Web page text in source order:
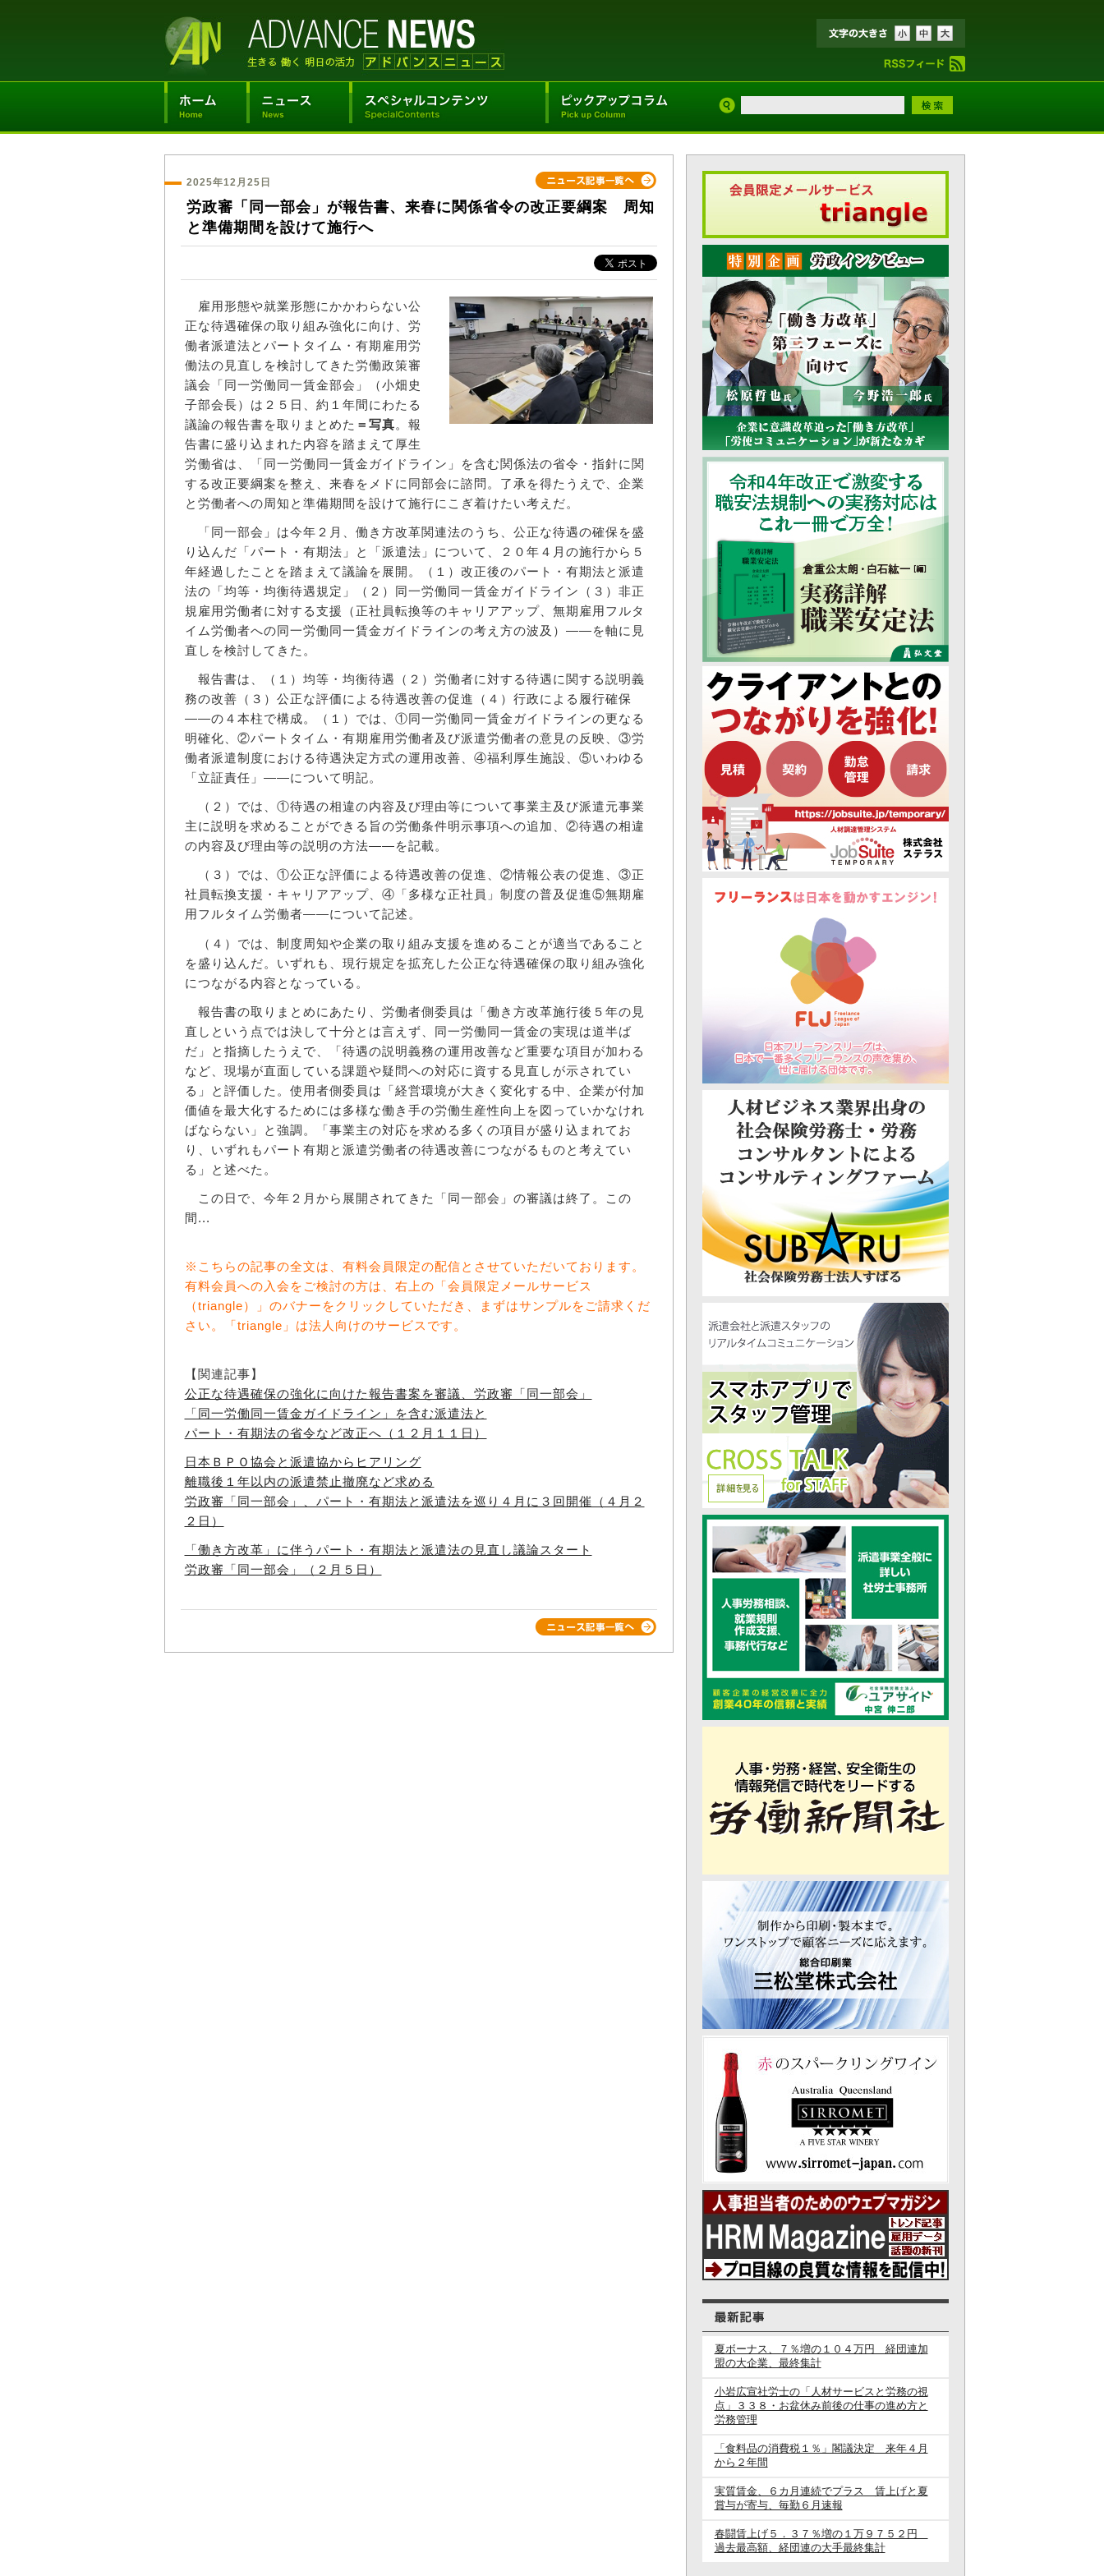
2025年12月25日
労政審「同一部会」が報告書、来春に関係省令の改正要綱案 周知
と準備期間を設けて施行へ
雇用形態や就業形態にかかわらない公
正な待遇確保の取り組み強化に向け、労
働者派遣法とパートタイム・有期雇用労
働法の見直しを検討してきた労働政策審
議会「同一労働同一賃金部会」（小畑史
子部会長）は２５日、約１年間にわたる
議論の報告書を取りまとめた ＝写真。報
告書に盛り込まれた内容を踏まえて厚生
労働省は、「同一労働同一賃金ガイドライン」を含む関係法の省令・指針に関
する改正要綱案を整え、来春をメドに同部会に諮問。了承を得たうえで、企業
と労働者への周知と準備期間を設けて施行にこぎ着けたい考えだ。
「同一部会」は今年２月、働き方改革関連法のうち、公正な待遇の確保を盛
り込んだ「パート・有期法」と「派遣法」について、２０年４月の施行から５
年経過したことを踏まえて議論を展開。（１）改正後のパート・有期法と派遣
法の「均等・均衡待遇規定」（２）同一労働同一賃金ガイドライン（３）非正
規雇用労働者に対する支援（正社員転換等のキャリアアップ、無期雇用フルタ
イム労働者への同一労働同一賃金ガイドラインの考え方の波及）――を軸に見
直しを検討してきた。
報告書は、（１）均等・均衡待遇（２）労働者に対する待遇に関する説明義
務の改善（３）公正な評価による待遇改善の促進（４）行政による履行確保
――の４本柱で構成。（１）では、①同一労働同一賃金ガイドラインの更なる
明確化、②パートタイム・有期雇用労働者及び派遣労働者の意見の反映、③労
働者派遣制度における待遇決定方式の運用改善、④福利厚生施設、⑤いわゆる
「立証責任」――について明記。
（２）では、①待遇の相違の内容及び理由等について事業主及び派遣元事業
主に説明を求めることができる旨の労働条件明示事項への追加、②待遇の相違
の内容及び理由等の説明の方法――を記載。
（３）では、①公正な評価による待遇改善の促進、②情報公表の促進、③正
社員転換支援・キャリアアップ、④「多様な正社員」制度の普及促進⑤無期雇
用フルタイム労働者――について記述。
（４）では、制度周知や企業の取り組み支援を進めることが適当であること
を盛り込んだ。いずれも、現行規定を拡充した公正な待遇確保の取り組み強化
につながる内容となっている。
報告書の取りまとめにあたり、労働者側委員は「働き方改革施行後５年の見
直しという点では決して十分とは言えず、同一労働同一賃金の実現は道半ば
だ」と指摘したうえで、「待遇の説明義務の運用改善など重要な項目が加わる
など、現場が直面している課題や疑問への対応に資する見直しが示されてい
る」と評価した。使用者側委員は「経営環境が大きく変化する中、企業が付加
価値を最大化するためには多様な働き手の労働生産性向上を図っていかなけれ
ばならない」と強調。「事業主の対応を求める多くの項目が盛り込まれてお
り、いずれもパート有期と派遣労働者の待遇改善につながるものと考えてい
る」と述べた。
この日で、今年２月から展開されてきた「同一部会」の審議は終了。この
間...
※こちらの記事の全文は、有料会員限定の配信とさせていただいております。
有料会員への入会をご検討の方は、右上の「会員限定メールサービス
（triangle）」のバナーをクリックしていただき、まずはサンプルをご請求くだ
さい。「triangle」は法人向けのサービスです。
【関連記事】
公正な待遇確保の強化に向けた報告書案を審議、労政審「同一部会」
「同一労働同一賃金ガイドライン」を含む派遣法と
パート・有期法の省令など改正へ（１２月１１日）
日本ＢＰＯ協会と派遣協からヒアリング
離職後１年以内の派遣禁止撤廃など求める
労政審「同一部会」、パート・有期法と派遣法を巡り４月に３回開催（４月２
２日）
「働き方改革」に伴うパート・有期法と派遣法の見直し議論スタート
労政審「同一部会」（２月５日）
夏ボーナス、７％増の１０４万円 経団連加
盟の大企業、最終集計
小岩広宣社労士の「人材サービスと労務の視
点」３３８・お盆休み前後の仕事の進め方と
労務管理
「食料品の消費税１％」閣議決定 来年４月
から２年間
実質賃金、６カ月連続でプラス 賃上げと夏
賞与が寄与、毎勤６月速報
春闘賃上げ５．３７％増の１万９７５２円
過去最高額、経団連の大手最終集計